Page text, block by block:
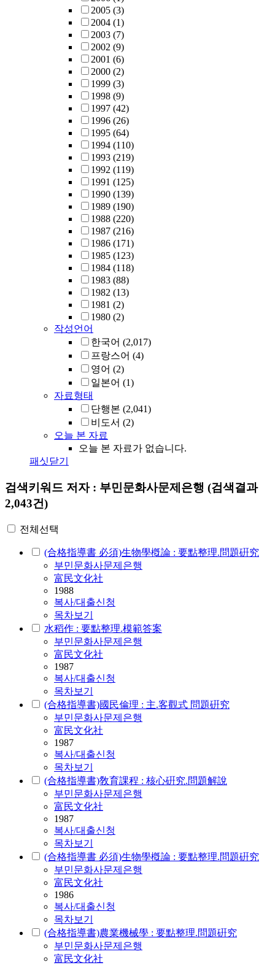
2005 (3)
2004 (1)
2003 (7)
2002 (9)
2001 (6)
2000 (2)
1999 (3)
1998 (9)
1997 (42)
1996 (26)
1995 (64)
1994 (110)
1993 (219)
1992 (119)
1991 (125)
1990 (139)
1989 (190)
1988 (220)
1987 (216)
1986 (171)
1985 (123)
1984 (118)
1983 (88)
1982 (13)
1981 (2)
1980 (2)
작성언어
한국어 (2,017)
프랑스어 (4)
영어 (2)
일본어 (1)
자료형태
단행본 (2,041)
비도서 (2)
오늘 본 자료
오늘 본 자료가 없습니다.
패싯닫기
검색키워드 저자 : 부민문화사문제은행 (검색결과
2,043건)
전체선택
(合格指導書 必須)生物學槪論 : 要點整理.問題硏究
부민문화사문제은행
富民文化社
1988
복사/대출신청
목차보기
水稻作 : 要點整理.模範答案
부민문화사문제은행
富民文化社
1987
복사/대출신청
목차보기
(合格指導書)國民倫理 : 主.客觀式 問題硏究
부민문화사문제은행
富民文化社
1987
복사/대출신청
목차보기
(合格指導書)敎育課程 : 核心硏究.問題解說
부민문화사문제은행
富民文化社
1987
복사/대출신청
목차보기
(合格指導書 必須)生物學槪論 : 要點整理.問題硏究
부민문화사문제은행
富民文化社
1986
복사/대출신청
목차보기
(合格指導書)農業機械學 : 要點整理.問題硏究
부민문화사문제은행
富民文化社